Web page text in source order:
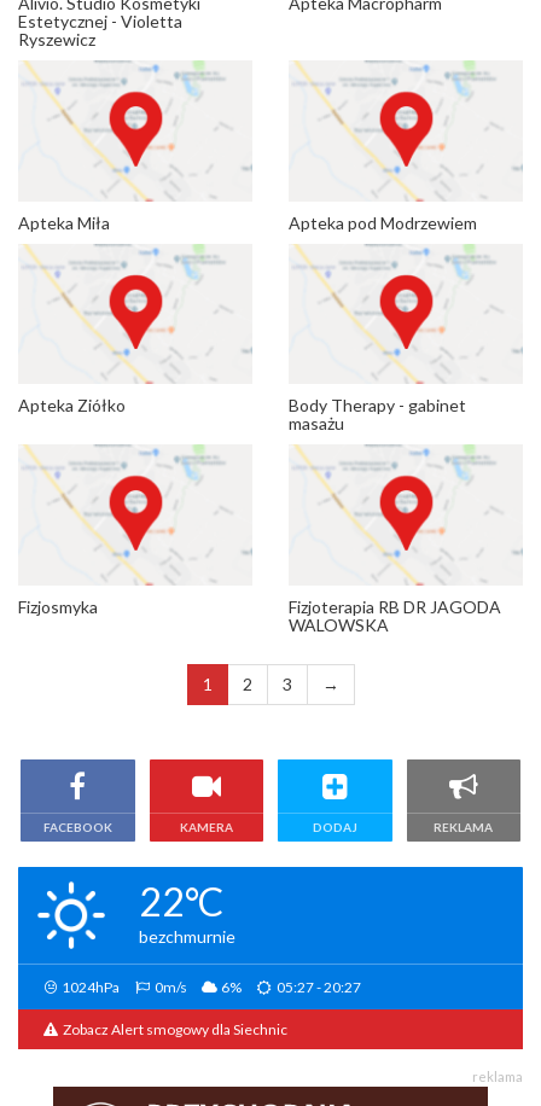
Estetycznej - Violetta
Ryszewicz
Apteka Miła Apteka pod Modrzewiem
Apteka Ziółko
Body Therapy - gabinet
masażu
Fizjosmyka
Fizjoterapia RB DR JAGODA
WALOWSKA
1 2 3 →
FACEBOOK KAMERA DODAJ REKLAMA
22°C
bezchmurnie
1024hPa 0m/s 6% 05:27 - 20:27
Zobacz Alert smogowy dla Siechnic
reklama